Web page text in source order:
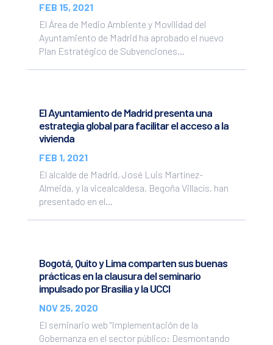
FEB 15, 2021
El Área de Medio Ambiente y Movilidad del
Ayuntamiento de Madrid ha aprobado el nuevo
Plan Estratégico de Subvenciones...
El Ayuntamiento de Madrid presenta una
estrategia global para facilitar el acceso a la
vivienda
FEB 1, 2021
El alcalde de Madrid, José Luis Martínez-
Almeida, y la vicealcaldesa, Begoña Villacís, han
presentado en el...
Bogotá, Quito y Lima comparten sus buenas
prácticas en la clausura del seminario
impulsado por Brasilia y la UCCI
NOV 25, 2020
El seminario web "Implementación de la
Gobernanza en el sector público: Desmontando